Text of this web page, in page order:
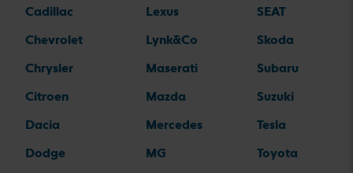
Cadillac
Chevrolet
Chrysler
Citroen
Dacia
Dodge
Lexus
Lynk&Co
Maserati
Mazda
Mercedes
MG
SEAT
Skoda
Subaru
Suzuki
Tesla
Toyota